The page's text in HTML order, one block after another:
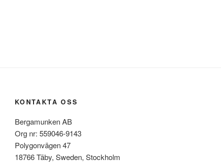
KONTAKTA OSS
Bergamunken AB
Org nr: 559046-9143
Polygonvägen 47
18766 Täby, Sweden, Stockholm